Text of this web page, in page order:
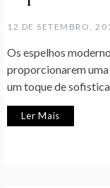
12 DE SETEMBRO,
Os espelhos
proporcionarem uma
um toque de
Ler Mais